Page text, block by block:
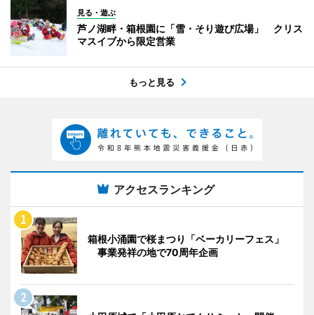
見る・遊ぶ
芦ノ湖畔・箱根園に「雪・そり遊び広場」 クリス
マスイブから限定営業
もっと見る
アクセスランキング
箱根小涌園で桜まつり「ベーカリーフェス」
事業発祥の地で70周年企画